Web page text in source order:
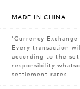
MADE IN CHINA
'Currency
Every transaction
according to the
responsibility
settlement rates.